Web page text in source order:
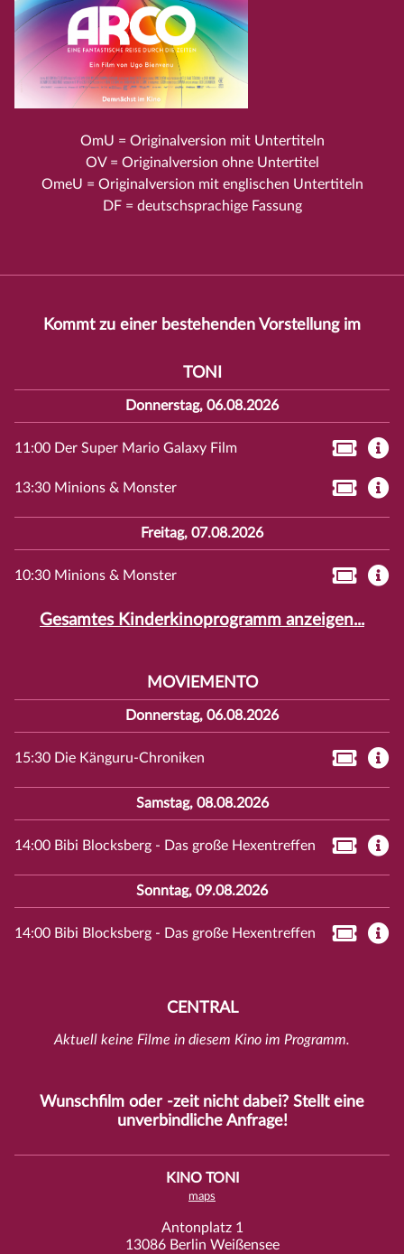
OmU = Originalversion mit Untertiteln
OV = Originalversion ohne Untertitel
OmeU = Originalversion mit englischen Untertiteln
DF = deutschsprachige Fassung
Kommt zu einer bestehenden Vorstellung im
TONI
Donnerstag, 06.08.2026
11:00 Der Super Mario Galaxy Film
13:30 Minions & Monster
Freitag, 07.08.2026
10:30 Minions & Monster
Gesamtes Kinderkinoprogramm anzeigen...
MOVIEMENTO
Donnerstag, 06.08.2026
15:30 Die Känguru-Chroniken
Samstag, 08.08.2026
14:00 Bibi Blocksberg - Das große Hexentreffen
Sonntag, 09.08.2026
14:00 Bibi Blocksberg - Das große Hexentreffen
CENTRAL
Aktuell keine Filme in diesem Kino im Programm.
Wunschfilm oder -zeit nicht dabei? Stellt eine
unverbindliche Anfrage!
KINO TONI
maps
Antonplatz 1
13086 Berlin Weißensee